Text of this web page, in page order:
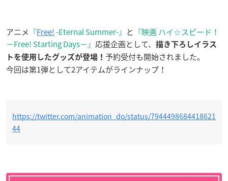
アニメ 『Free!-Eternal Summer-』 と 『映画 ハイ☆スピード！
－Free! Starting Days－』 応援企画として、
描き下ろしイラス
トを使用したグッズが登場！ 予約受付も開始されました。
今回は第1弾として2アイテムがラインナップ！
https://twitter.com/animation_do/status/7944498684418621
44